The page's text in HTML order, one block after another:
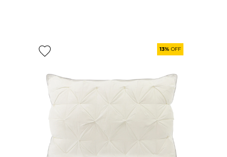
13% OFF